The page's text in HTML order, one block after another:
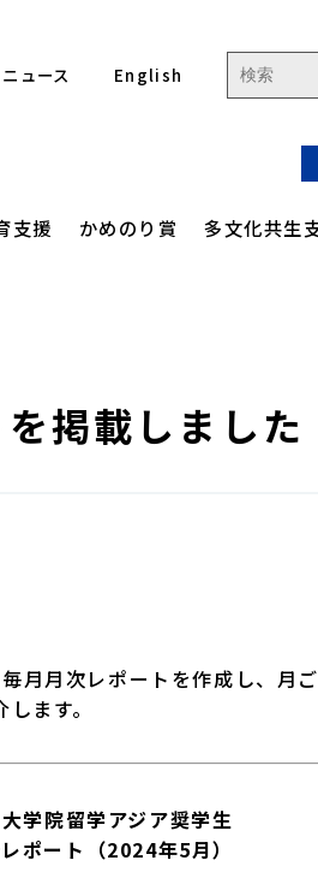
ニュース English
事業計画
国際協力現場体験学習
支援
事業
かめのり賞 多文化共生
掲載しました
月月次レポートを作成し、月
ます。
学院留学アジア奨学生
ポート（2024年5月）